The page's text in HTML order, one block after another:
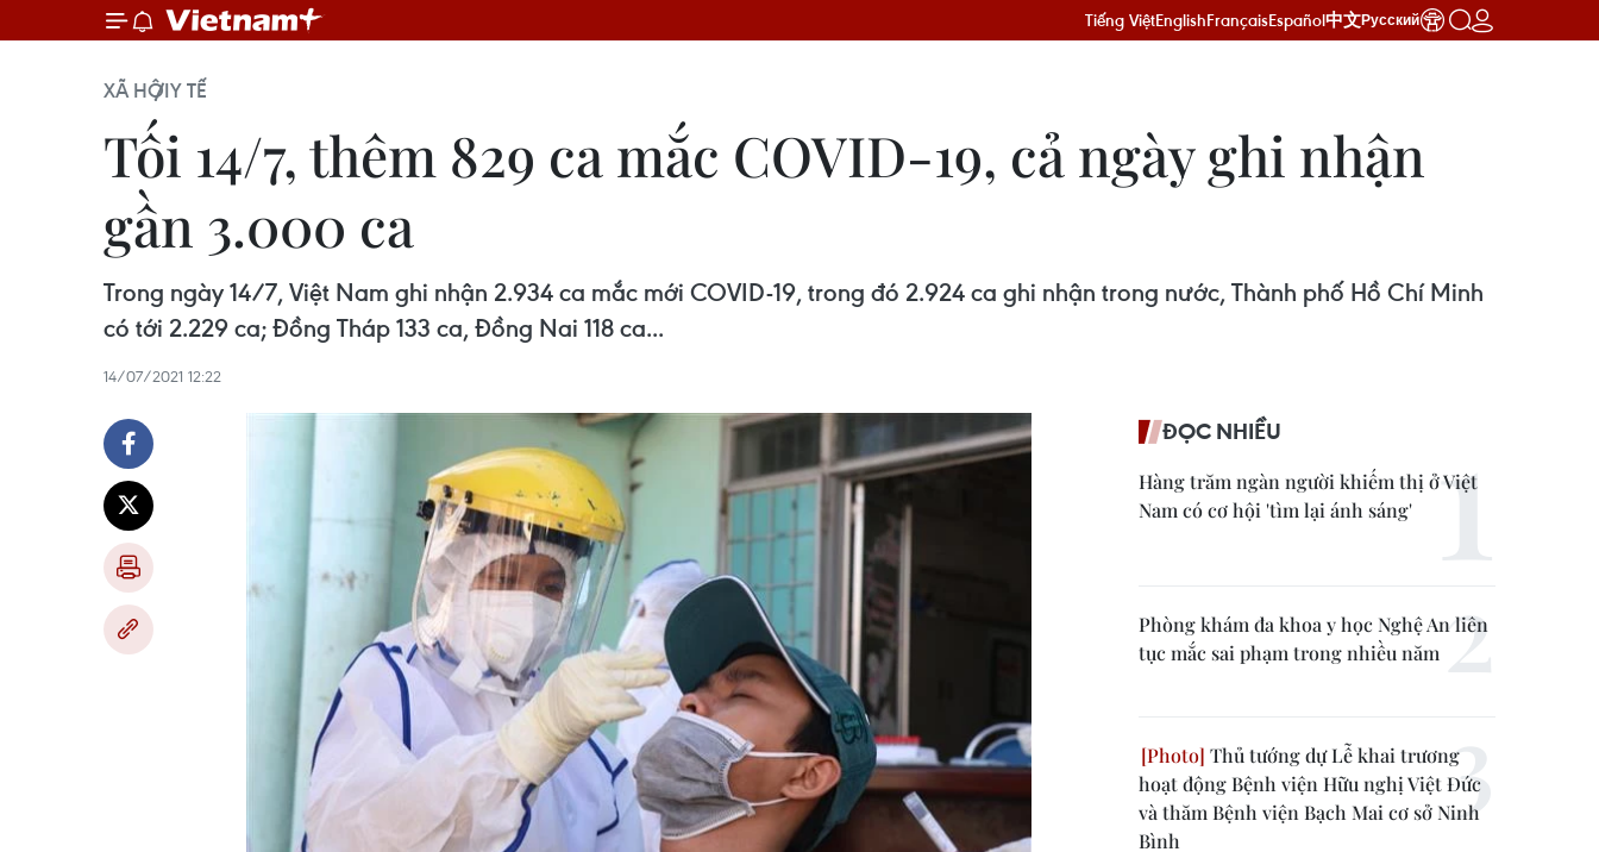
Tiếng ViệtEnglishFrançaisEspañol中文Русский
XÃ HỘIY TẾ
Tối 14/7, thêm 829 ca mắc COVID-19, cả ngày ghi nhận
gần 3.000 ca
Trong ngày 14/7, Việt Nam ghi nhận 2.934 ca mắc mới COVID-19, trong đó 2.924 ca ghi nhận trong nước, Thành phố Hồ Chí Minh
có tới 2.229 ca; Đồng Tháp 133 ca, Đồng Nai 118 ca...
14/07/2021 12:22
ĐỌC NHIỀU
Hàng trăm ngàn người khiếm thị ở Việt
Nam có cơ hội 'tìm lại ánh sáng'
Phòng khám đa khoa y học Nghệ An liên
tục mắc sai phạm trong nhiều năm
Thủ tướng dự Lễ khai trương
hoạt động Bệnh viện Hữu nghị Việt Đức
và thăm Bệnh viện Bạch Mai cơ sở Ninh
Bình